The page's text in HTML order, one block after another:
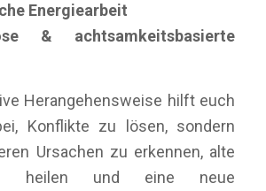
Energiearbeit
& achtsamkeitsbasierte
Herangehensweise hilft euch
Konflikte zu lösen, sondern
Ursachen zu erkennen, alte
heilen und eine neue